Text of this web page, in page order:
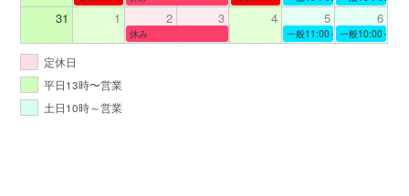
31 1 2 3 4 5 6
休み 一般11:00～19:00一般10:00～
定休日
平日13時〜営業
土日10時～営業